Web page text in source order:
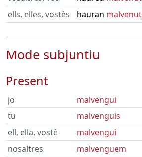
ells, elles, vostès
hauran malvenut
Mode subjuntiu
Present
jo
malvengui
tu
malvenguis
ell, ella, vostè
malvengui
nosaltres
malvenguem